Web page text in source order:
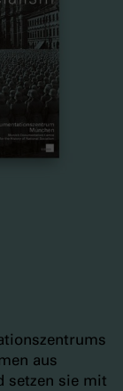
aus
setzen sie mit